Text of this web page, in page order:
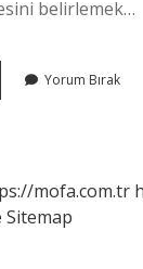
belirlemek…
Yorum Bırak
mofa.com.tr
Sitemap